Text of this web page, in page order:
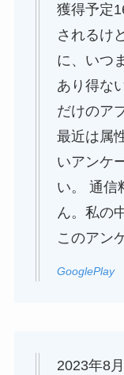
獲得予定
されるけ
に、いつ
あり得な
だけのア
最近は属
いアンケ
い。 通信
ん。私の
このアン
GooglePlay
2023年8